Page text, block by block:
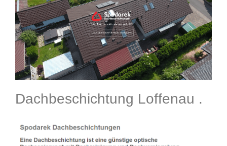
Dachbeschichtung Loffenau .